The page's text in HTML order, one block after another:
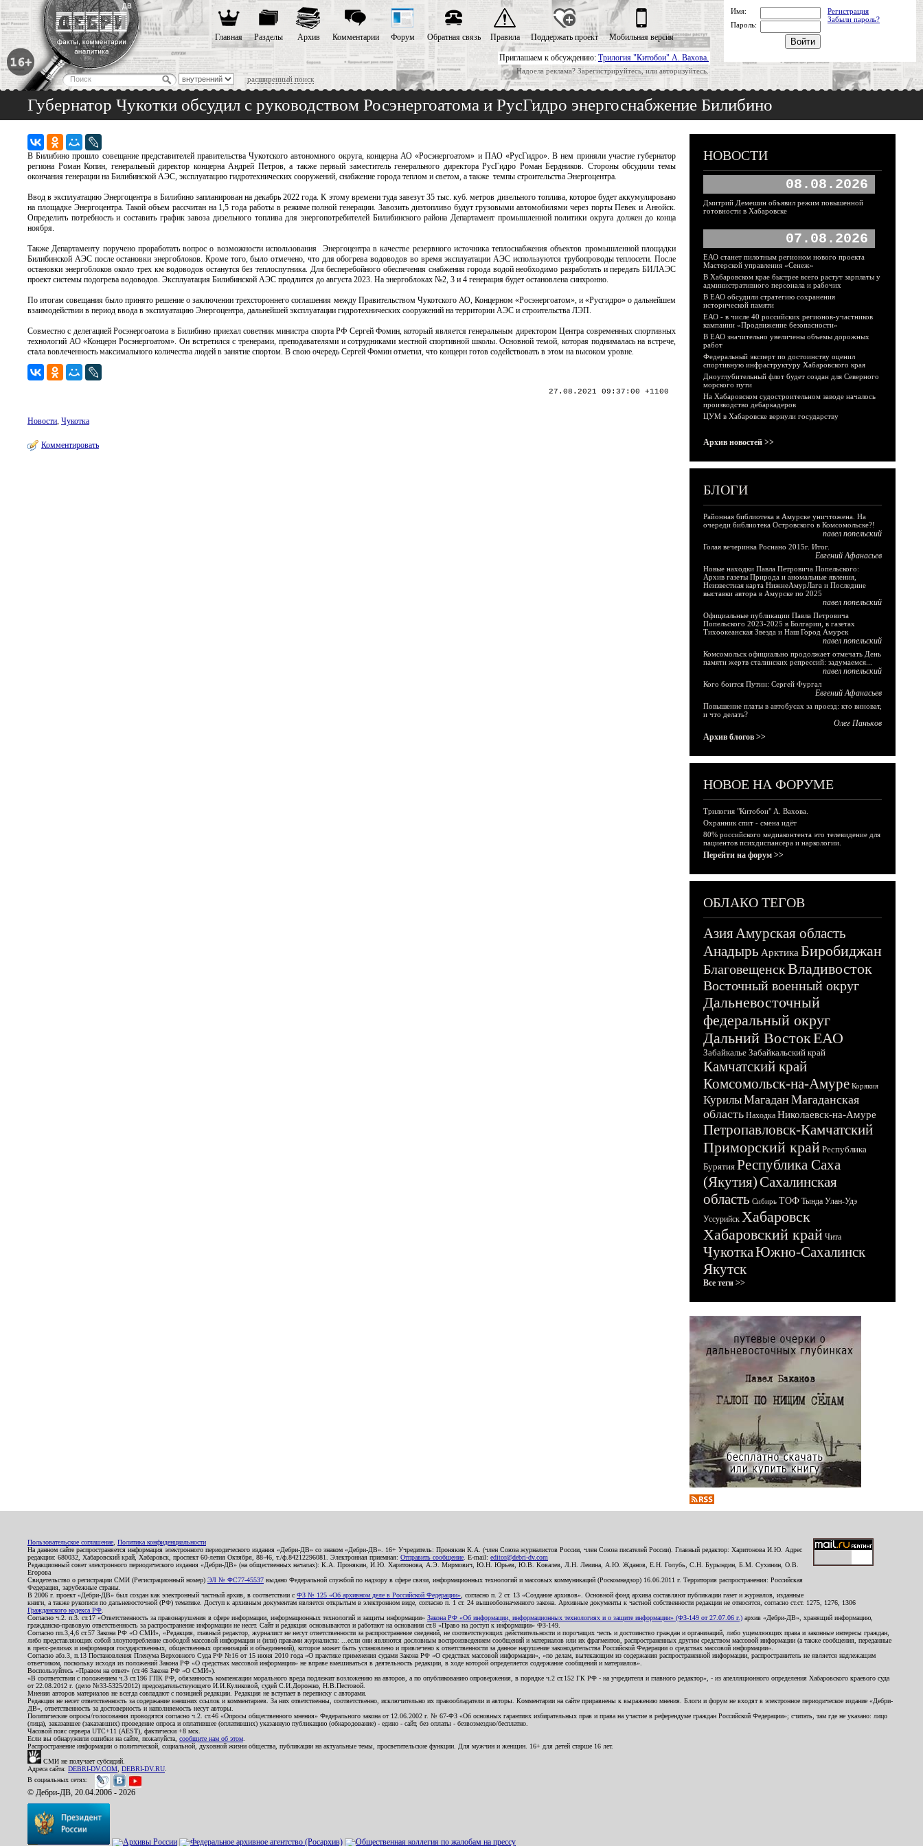
Приглашаем к обсуждению: Трилогия "Китобои" А. Вахова.
Надоела реклама? Зарегистрируйтесь, или авторизуйтесь.
расширенный поиск
Главная Разделы Архив Комментарии Форум Обратная связь Правила Поддержать проект Мобильная версия
Имя:
Регистрация
Забыли пароль?
Пароль:
Губернатор Чукотки обсудил с руководством Росэнергоатома и РусГидро энергоснабжение Билибино
В Билибино прошло совещание представителей правительства Чукотского автономного округа, концерна АО «Росэнергоатом» и ПАО «РусГидро». В нем приняли участие губернатор
региона Роман Копин, генеральный директор концерна Андрей Петров, а также первый заместитель генерального директора РусГидро Роман Бердников. Стороны обсудили темы
окончания генерации на Билибинской АЭС, эксплуатацию гидротехнических сооружений, снабжение города теплом и светом, а также темпы строительства Энергоцентра.
Ввод в эксплуатацию Энергоцентра в Билибино запланирован на декабрь 2022 года. К этому времени туда завезут 35 тыс. куб. метров дизельного топлива, которое будет аккумулировано
на площадке Энергоцентра. Такой объем рассчитан на 1,5 года работы в режиме полной генерации. Завозить дизтопливо будут грузовыми автомобилями через порты Певек и Анюйск.
Определить потребность и составить график завоза дизельного топлива для энергопотребителей Билибинского района Департамент промышленной политики округа должен до конца
ноября.
Также Департаменту поручено проработать вопрос о возможности использования Энергоцентра в качестве резервного источника теплоснабжения объектов промышленной площадки
Билибинской АЭС после остановки энергоблоков. Кроме того, было отмечено, что для обогрева водоводов во время эксплуатации АЭС используются трубопроводы теплосети. После
остановки энергоблоков около трех км водоводов останутся без теплоспутника. Для бесперебойного обеспечения снабжения города водой необходимо разработать и передать БИЛАЭС
проект системы подогрева водоводов. Эксплуатация Билибинской АЭС продлится до августа 2023. На энергоблоках №2, 3 и 4 генерация будет остановлена синхронно.
По итогам совещания было принято решение о заключении трехстороннего соглашения между Правительством Чукотского АО, Концерном «Росэнергоатом», и «Русгидро» о дальнейшем
взаимодействии в период ввода в эксплуатацию Энергоцентра, дальнейшей эксплуатации гидротехнических сооружений на территории АЭС и строительства ЛЭП.
Совместно с делегацией Росэнергоатома в Билибино приехал советник министра спорта РФ Сергей Фомин, который является генеральным директором Центра современных спортивных
технологий АО «Концерн Росэнергоатом». Он встретился с тренерами, преподавателями и сотрудниками местной спортивной школы. Основной темой, которая поднималась на встрече,
стала вовлеченность максимального количества людей в занятие спортом. В свою очередь Сергей Фомин отметил, что концерн готов содействовать в этом на высоком уровне.
27.08.2021 09:37:00 +1100
Новости, Чукотка
Комментировать
НОВОСТИ
08.08.2026
Дмитрий Демешин объявил режим повышенной
готовности в Хабаровске
07.08.2026
ЕАО станет пилотным регионом нового проекта
Мастерской управления «Сенеж»
В Хабаровском крае быстрее всего растут зарплаты у
административного персонала и рабочих
В ЕАО обсудили стратегию сохранения
исторической памяти
ЕАО - в числе 40 российских регионов-участников
кампании «Продвижение безопасности»
В ЕАО значительно увеличены объемы дорожных
работ
Федеральный эксперт по достоинству оценил
спортивную инфраструктуру Хабаровского края
Дноуглубительный флот будет создан для Северного
морского пути
На Хабаровском судостроительном заводе началось
производство дебаркадеров
ЦУМ в Хабаровске вернули государству
Архив новостей >>
БЛОГИ
Районная библиотека в Амурске уничтожена. На
очереди библиотека Островского в Комсомольске?!
павел попельский
Голая вечеринка Роснано 2015г. Итог.
Евгений Афанасьев
Новые находки Павла Петровича Попельского:
Архив газеты Природа и аномальные явления,
Неизвестная карта НижнеАмурЛага и Последние
выставки автора в Амурске по 2025
павел попельский
Официальные публикации Павла Петровича
Попельского 2023-2025 в Болгарии, в газетах
Тихоокеанская Звезда и Наш Город Амурск
павел попельский
Комсомольск официально продолжает отмечать День
памяти жертв сталинских репрессий: задумаемся...
павел попельский
Кого боится Путин: Сергей Фургал
Евгений Афанасьев
Повышение платы в автобусах за проезд: кто виноват,
и что делать?
Олег Паньков
Архив блогов >>
НОВОЕ НА ФОРУМЕ
Трилогия "Китобои" А. Вахова.
Охранник спит - смена идёт
80% российского медиаконтента это телевидение для
пациентов психдиспансера и наркологии.
Перейти на форум >>
ОБЛАКО ТЕГОВ
АзияАмурская область
Анадырь Арктика Биробиджан
БлаговещенскВладивосток
Восточный военный округ
Дальневосточный
федеральный округ
Дальний ВостокЕАО
Забайкалье Забайкальский край
Камчатский край
Комсомольск-на-Амуре Корякия
КурилыМагадан Магаданская
область Находка Николаевск-на-Амуре
Петропавловск-Камчатский
Приморский край Республика
Бурятия Республика Саха
(Якутия)Сахалинская
область Сибирь ТОФ Тында Улан-Удэ
Уссурийск Хабаровск
Хабаровский край Чита
ЧукоткаЮжно-Сахалинск
Якутск
Все теги >>
Пользовательское соглашение Политика конфиденциальности
На данном сайте распространяется информация электронного периодического издания «Дебри-ДВ» со знаком «Дебри-ДВ». 16+ Учредитель: Пронякин К.А. (член Союза журналистов России, член Союза писателей России). Главный редактор: Харитонова И.Ю. Адрес
редакции: 680032, Хабаровский край, Хабаровск, проспект 60-летия Октября, 88-46, т./ф.84212296081. Электронная приемная: Отправить сообщение . E-mail: editor@debri-dv.com
Редакционный совет электронного периодического издания «Дебри-ДВ» (на общественных началах): К.А. Пронякин, И.Ю. Харитонова, А.Э. Мирмович, Ю.Н. Юрьев, Ю.В. Ковалев, Л.Н. Левина, А.Ю. Жданов, Е.Н. Голубь, С.Н. Бурындин, Б.М. Сухинин, О.В.
Егорова
Свидетельство о регистрации СМИ (Регистрационный номер) ЭЛ № ФС77-45537 выдано Федеральной службой по надзору в сфере связи, информационных технологий и массовых коммуникаций (Роскомнадзор) 16.06.2011 г. Территория распространения: Российская
Федерация, зарубежные страны.
В 2006 г. проект «Дебри-ДВ» был создан как электронный частный архив, в соответствии с ФЗ № 125 «Об архивном деле в Российской Федерации» , согласно п. 2 ст. 13 «Создание архивов». Основной фонд архива составляют публикации газет и журналов, изданные
книги, а также рукописи по дальневосточной (РФ) тематике. Доступ к архивным документам является открытым в электронном виде, согласно п. 1 ст. 24 вышеобозначенного закона. Архивные документы к частной собственности редакции не относятся, согласно ст.ст. 1275, 1276, 1306
Гражданского кодекса РФ
Согласно ч.2. п.3. ст.17 «Ответственность за правонарушения в сфере информации, информационных технологий и защиты информации» Закона РФ «Об информации, информационных технологиях и о защите информации» (ФЗ-149 от 27.07.06 г.) архив «Дебри-ДВ», хранящий информацию,
гражданско-правовую ответственность за распространение информации не несет. Сайт и редакция основываются и работают на основании ст.8 «Право на доступ к информации» ФЗ-149.
Согласно пп.3,4,6 ст.57 Закона РФ «О СМИ», «Редакция, главный редактор, журналист не несут ответственности за распространение сведений, не соответствующих действительности и порочащих честь и достоинство граждан и организаций, либо ущемляющих права и законные интересы граждан,
либо представляющих собой злоупотребление свободой массовой информации и (или) правами журналиста: ...если они являются дословным воспроизведением сообщений и материалов или их фрагментов, распространенных другим средством массовой информации (а также сообщения, переданные
в пресс-релизах и информация государственных, общественных организаций и объединений), которое может быть установлено и привлечено к ответственности за данное нарушение законодательства Российской Федерации о средствах массовой информации».
Согласно абз.3, п.13 Постановления Пленума Верховного Суда РФ №16 от 15 июня 2010 года «О практике применения судами Закона РФ «О средствах массовой информации», «по делам, вытекающим из содержания распространенной информации, распространитель не является надлежащим
ответчиком, поскольку исходя из положений Закона РФ «О средствах массовой информации» не вправе вмешиваться в деятельность редакции, в ходе которой определяется содержание сообщений и материалов».
Воспользуйтесь «Правом на ответ» (ст.46 Закона РФ «О СМИ»).
«В соответствии с положением ч.3 ст.196 ГПК РФ, обязанность компенсации морального вреда подлежит возложению на авторов, а по опубликованию опровержения, в порядке ч.2 ст.152 ГК РФ - на учредителя и главного редактор», - из апелляционного определения Хабаровского краевого суда
от 22.08.2012 г. (дело №33-5325/2012) председательствующего И.И.Куликовой, судей С.И.Дорожко, Н.В.Пестовой.
Мнения авторов материалов не всегда совпадают с позицией редакции. Редакция не вступает в переписку с авторами.
Редакция не несет ответственность за содержание внешних ссылок и комментариев. За них ответственны, соответственно, исключительно их правообладатели и авторы. Комментарии на сайте приравнены к выражению мнения. Блоги и форум не входят в электронное периодическое издание «Дебри-
ДВ», ответственность за достоверность и наполняемость несут авторы.
Политические опросы/голосования проводятся согласно ч.2. ст.46 «Опросы общественного мнения» Федерального закона от 12.06.2002 г. № 67-ФЗ «Об основных гарантиях избирательных прав и права на участие в референдуме граждан Российской Федерации»; считать, там где не указано: лицо
(лица), заказавшее (заказавших) проведение опроса и оплатившее (оплативших) указанную публикацию (обнародование) - едино - сайт, без оплаты - безвозмездно/бесплатно.
Часовой пояс сервера UTC+11 (AEST), фактически +8 мск.
Если вы обнаружили ошибки на сайте, пожалуйста, сообщите нам об этом
Распространение информации о политической, социальной, духовной жизни общества, публикации на актуальные темы, просветительские функции. Для мужчин и женщин. 16+ для детей старше 16 лет.
СМИ не получает субсидий.
Адреса сайта: DEBRI-DV.COM DEBRI-DV.RU
В социальных сетях:
© Дебри-ДВ, 20.04.2006 - 2026